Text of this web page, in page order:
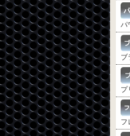
パ
ブ
プ
フ